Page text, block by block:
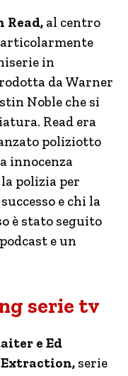
Read, al centro
in
da Warner
Noble che si
Read era
poliziotto
innocenza
polizia per
e chi la
è stato seguito
e un
serie tv
e Ed
Extraction, serie